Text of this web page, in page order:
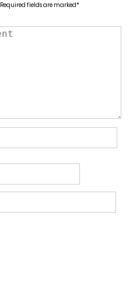
Required fields are marked*